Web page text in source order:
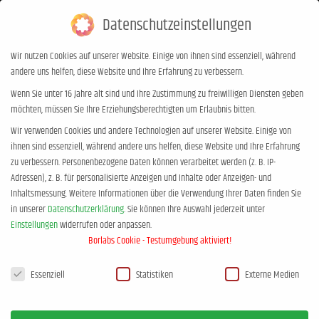
0,00€
Tages-Archive:6. September 2024
Sie befinden sich hier:
Start 2024 September 06
Datenschutzeinstellungen
Wir nutzen Cookies auf unserer Website. Einige von ihnen sind essenziell, während
andere uns helfen, diese Website und Ihre Erfahrung zu verbessern.
Wenn Sie unter 16 Jahre alt sind und Ihre Zustimmung zu freiwilligen Diensten geben
möchten, müssen Sie Ihre Erziehungsberechtigten um Erlaubnis bitten.
Wir verwenden Cookies und andere Technologien auf unserer Website. Einige von
ihnen sind essenziell, während andere uns helfen, diese Website und Ihre Erfahrung
zu verbessern.Personenbezogene Daten können verarbeitet werden (z. B. IP-
Adressen), z. B. für personalisierte Anzeigen und Inhalte oder Anzeigen- und
Inhaltsmessung.Weitere Informationen über die Verwendung Ihrer Daten finden Sie
in unsererDatenschutzerklärung.Sie können Ihre Auswahl jederzeit unter
Einstellungenwiderrufen oder anpassen.
Borlabs Cookie - Testumgebung aktiviert!
Datenschutzeinstellungen
Essenziell Statistiken Externe Medien